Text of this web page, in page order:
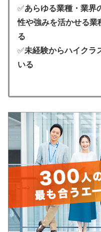
✅あらゆる業種・業界
性や強みを活かせる業
る
✅未経験からハイクラ
いる